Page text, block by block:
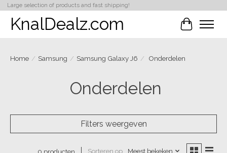
Large selection of products and fast shipping!
KnalDealz.com
Home / Samsung / Samsung Galaxy J6 / Onderdelen
Onderdelen
Filters weergeven
0 producten Sorteren op Meest bekeken